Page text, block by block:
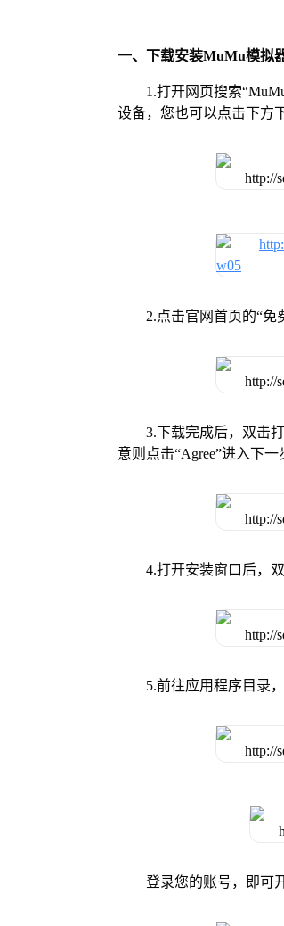
一、下载安装MuMu模拟
1.打开网页搜索
设备，您也可以点击下方
2.点击官网首页的“免
3.下载完成后，双击
意则点击“Agree”进入下一
4.打开安装窗口后，
5.前往应用程序目录
登录您的账号，即可